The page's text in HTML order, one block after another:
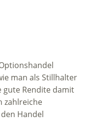
man als Stillhalter
gute Rendite damit
zahlreiche
Handel